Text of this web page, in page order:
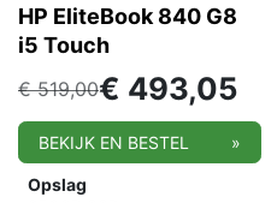
HP EliteBook 840 G8
i5 Touch
€519,00€ 493,05
BEKIJK EN BESTEL »
Opslag